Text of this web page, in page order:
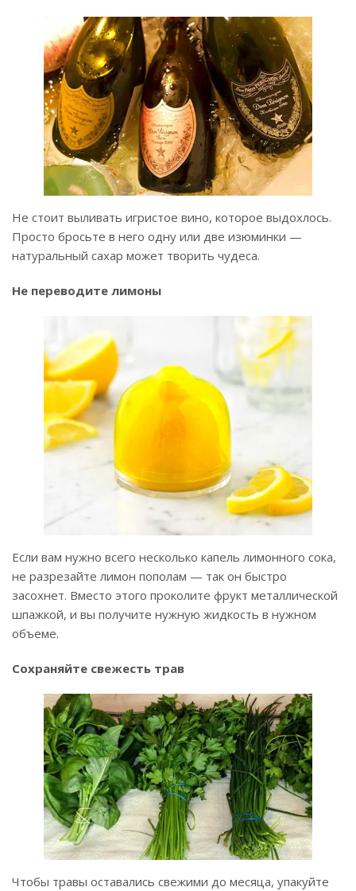
Не стоит выливать игристое вино, которое выдохлось.
Просто бросьте в него одну или две изюминки —
натуральный сахар может творить чудеса.
Не переводите лимоны
Если вам нужно всего несколько капель лимонного сока,
не разрезайте лимон пополам — так он быстро
засохнет. Вместо этого проколите фрукт металлической
шпажкой, и вы получите нужную жидкость в нужном
объеме.
Сохраняйте свежесть трав
Чтобы травы оставались свежими до месяца, упакуйте